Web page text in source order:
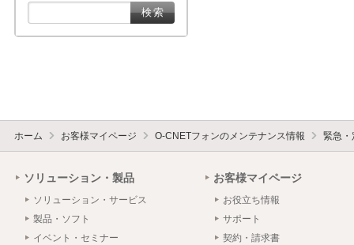
ホーム お客様マイページ O-CNETフォンのメンテナンス情報 緊急・
ソリューション・製品
ソリューション・サービス
製品・ソフト
イベント・セミナー
お客様マイページ
お役立ち情報
サポート
契約・請求書